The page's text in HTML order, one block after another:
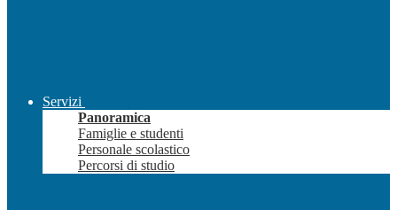
Servizi
Panoramica
Famiglie e studenti
Personale scolastico
Percorsi di studio